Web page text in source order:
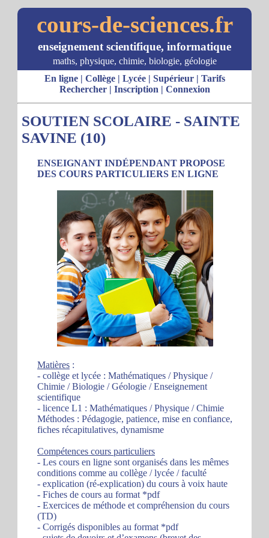
cours-de-sciences.fr
enseignement scientifique, informatique
maths, physique, chimie, biologie, géologie
En ligne| Collège| Lycée| Supérieur| Tarifs
Rechercher| Inscription | Connexion
SOUTIEN SCOLAIRE - SAINTE
SAVINE (10)
ENSEIGNANT INDÉPENDANT PROPOSE
DES COURS PARTICULIERS EN LIGNE
Matières :
- collège et lycée : Mathématiques / Physique /
Chimie / Biologie / Géologie / Enseignement
scientifique
- licence L1 : Mathématiques / Physique / Chimie
Méthodes : Pédagogie, patience, mise en confiance,
fiches récapitulatives, dynamisme
Compétences cours particuliers
- Les cours en ligne sont organisés dans les mêmes
conditions comme au collège / lycée / faculté
- explication (ré-explication) du cours à voix haute
- Fiches de cours au format *pdf
- Exercices de méthode et compréhension du cours
(TD)
- Corrigés disponibles au format *pdf